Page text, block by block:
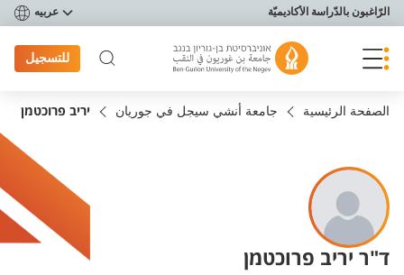
תפריט נגישות
الرّاغبون بالدّراسة الأكاديميّة عربيه
للتسجيل
الصفحة الرئيسية جامعة أنشي سيجل في جوريان יריב פרוכטמן
ד"ר יריב פרוכטמן